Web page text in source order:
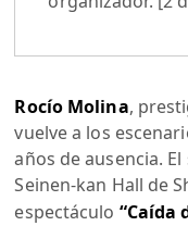
Rocío Molina,
vuelve a los
años de ausencia.
Seinen-kan Hall de
espectáculo “Caída